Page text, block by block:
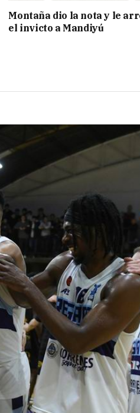
Montaña dio la nota y le
el invicto a Mandiyú